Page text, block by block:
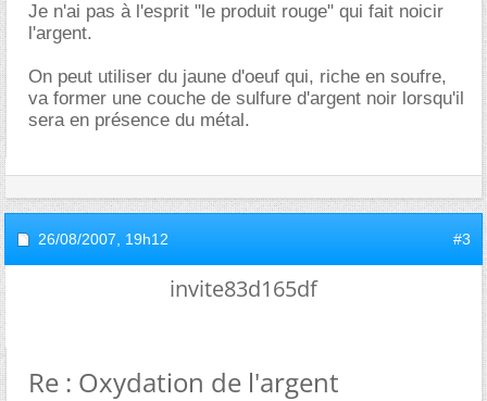
Je n'ai pas à l'esprit "le produit rouge" qui fait noicir
l'argent.
On peut utiliser du jaune d'oeuf qui, riche en soufre,
va former une couche de sulfure d'argent noir lorsqu'il
sera en présence du métal.
26/08/2007, 19h12 #3
invite83d165df
Re : Oxydation de l'argent